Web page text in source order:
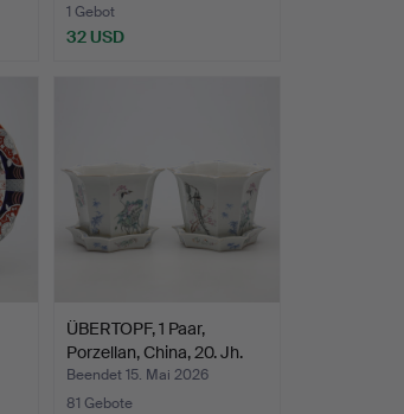
1 Gebot
32 USD
ÜBERTOPF, 1 Paar,
Porzellan, China, 20. Jh.
Beendet 15. Mai 2026
81 Gebote